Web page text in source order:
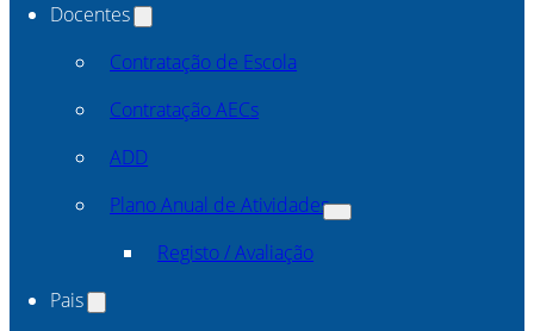
Docentes
Contratação de Escola
Contratação AECs
ADD
Plano Anual de Atividades
Registo / Avaliação
Pais